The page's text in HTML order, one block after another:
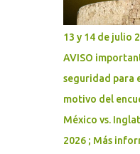
13 y 14 de julio
AVISO
seguridad para
motivo del
México vs.
2026 ; Más